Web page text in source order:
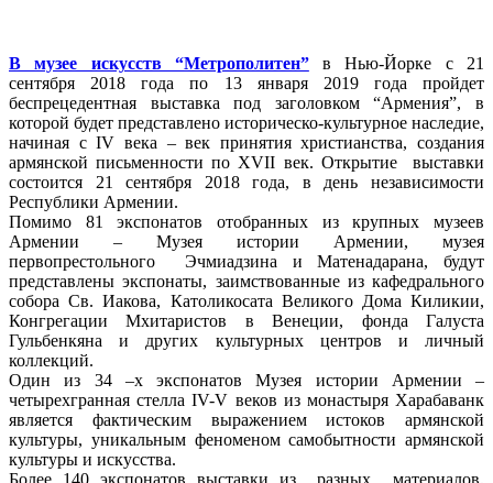
В музее искусств “Метрополитен”в Нью-Йорке с 21
сентября 2018 года по 13 января 2019 года пройдет
беспрецедентная выставка под заголовком “Армения”, в
которой будет представлено историческо-культурное наследие,
начиная с IV века – век принятия христианства, создания
армянской письменности по XVII век. Открытие выставки
состоится 21 сентября 2018 года, в день независимости
Республики Армении.
Помимо 81 экспонатов отобранных из крупных музеев
Армении – Музея истории Армении, музея
первопрестольного Эчмиадзина и Матенадарана, будут
представлены экспонаты, заимствованные из кафедрального
собора Св. Иакова, Католикосата Великого Дома Киликии,
Конгрегации Мхитаристов в Венеции, фонда Галуста
Гульбенкяна и других культурных центров и личный
коллекций.
Один из 34 –х экспонатов Музея истории Армении –
четырехгранная стелла IV-V веков из монастыря Харабаванк
является фактическим выражением истоков армянской
культуры, уникальным феноменом самобытности армянской
культуры и искусства.